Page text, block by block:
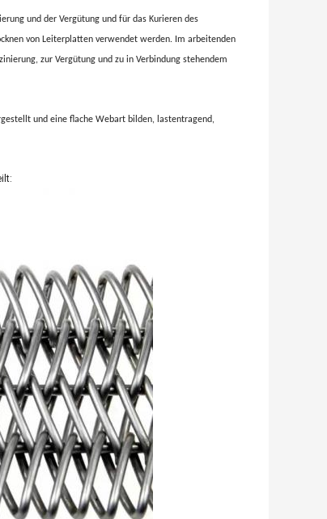
und der Vergütung und für das Kurieren des
von Leiterplatten verwendet werden. Im arbeitenden
zur Vergütung und zu in Verbindung stehendem
und eine flache Webart bilden, lastentragend,